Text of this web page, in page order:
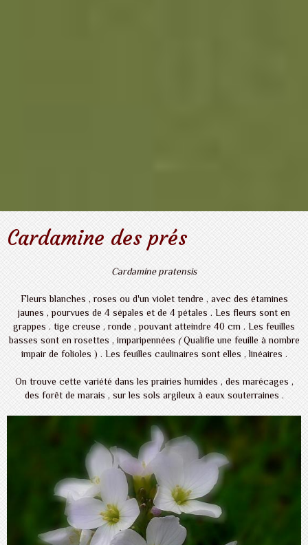
Cardamine des prés
Cardamine pratensis
Fleurs blanches , roses ou d'un violet tendre , avec des étamines
jaunes , pourvues de 4 sépales et de 4 pétales . Les fleurs sont en
grappes . tige creuse , ronde , pouvant atteindre 40 cm . Les feuilles
basses sont en rosettes , imparipennées(Qualifie une feuille à nombre
impair de folioles ) . Les feuilles caulinaires sont elles , linéaires .
On trouve cette variété dans les prairies humides , des marécages ,
des forêt de marais , sur les sols argileux à eaux souterraines .